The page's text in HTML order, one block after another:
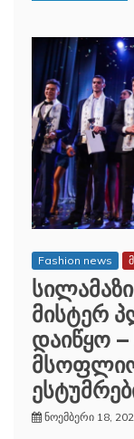
Fashion news
მისტერ
დაიწყო
ნოემბერი 18,